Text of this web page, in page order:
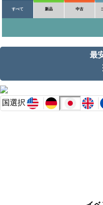
すべて 新品 中古
最
国選択